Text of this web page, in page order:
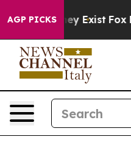
AGP PICKS
They Exist Fox News